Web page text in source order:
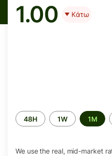
1.00 Κάτω
Time
period
48H 1W 1M
We use the real, mid-market